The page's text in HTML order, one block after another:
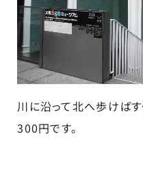
川に沿って北へ歩けばす
300円です。